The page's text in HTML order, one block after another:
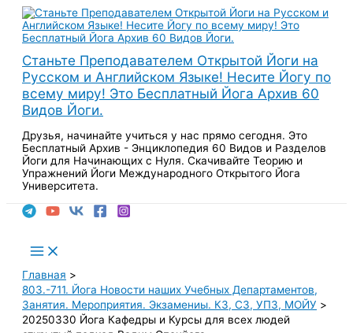
Перейти
содержимому
Станьте Преподавателем Открытой Йоги на
Русском и Английском Языке! Несите Йогу по
всему миру! Это Бесплатный Йога Архив 60
Видов Йоги.
Друзья, начинайте учиться у нас прямо сегодня. Это
Бесплатный Архив - Энциклопедия 60 Видов и Разделов
Йоги для Начинающих с Нуля. Скачивайте Теорию и
Упражнений Йоги Международного Открытого Йога
Университета.
Main
Menu
Главная
803.-711. Йога Новости наших Учебных Департаментов,
Занятия. Мероприятия. Экзамениы. КЗ, СЗ, УПЗ, МОЙУ
20250330 Йога Кафедры и Курсы для всех людей